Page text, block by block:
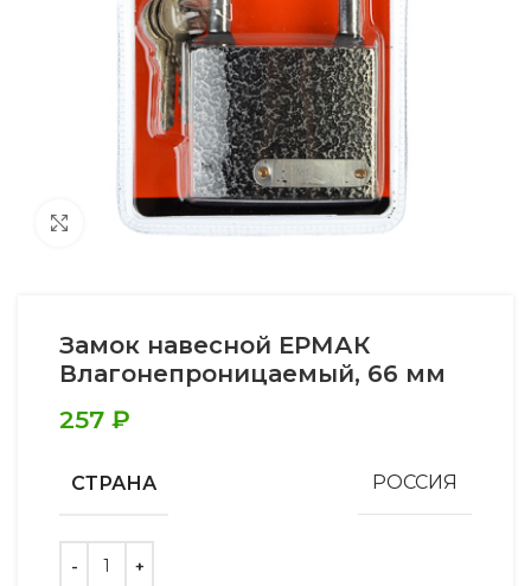
Увеличить
Замок навесной ЕРМАК
Влагонепроницаемый, 66 мм
257 ₽
СТРАНА РОССИЯ